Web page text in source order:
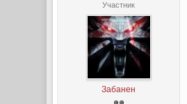
Участник
Забанен